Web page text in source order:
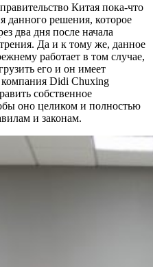
Китая пока-что
данного решения, которое
два дня после начала
Да и к тому же, данное
работает в том случае,
его и он имеет
Didi Chuxing
собственное
оно целиком и полностью
и законам.